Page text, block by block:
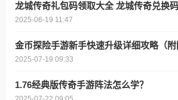
龙城传奇礼包码领取大全 龙城传奇兑换
2025-06-19 11:47
金币探险手游新手快速升级详细攻略（附
2025-07-19 09:33
1.76经典版传奇手游阵法怎么学？